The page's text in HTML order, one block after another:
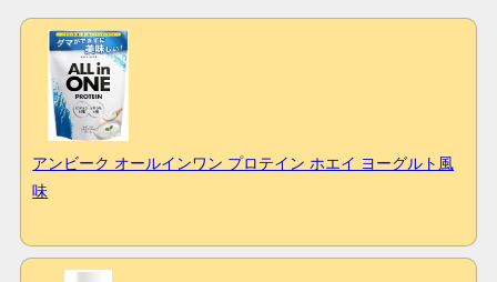
アンビーク オールインワン プロテイン ホエイ ヨーグルト風
味